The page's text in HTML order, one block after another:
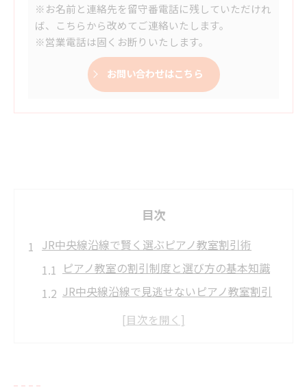
※お名前と連絡先を留守番電話に残していただけれ
ば、こちらから改めてご連絡いたします。
※営業電話は固くお断りいたします。
お問い合わせはこちら
目次
JR中央線沿線で賢く選ぶピアノ教室割引術
ピアノ教室の割引制度と選び方の基本知識
JR中央線沿線で見逃せないピアノ教室割引